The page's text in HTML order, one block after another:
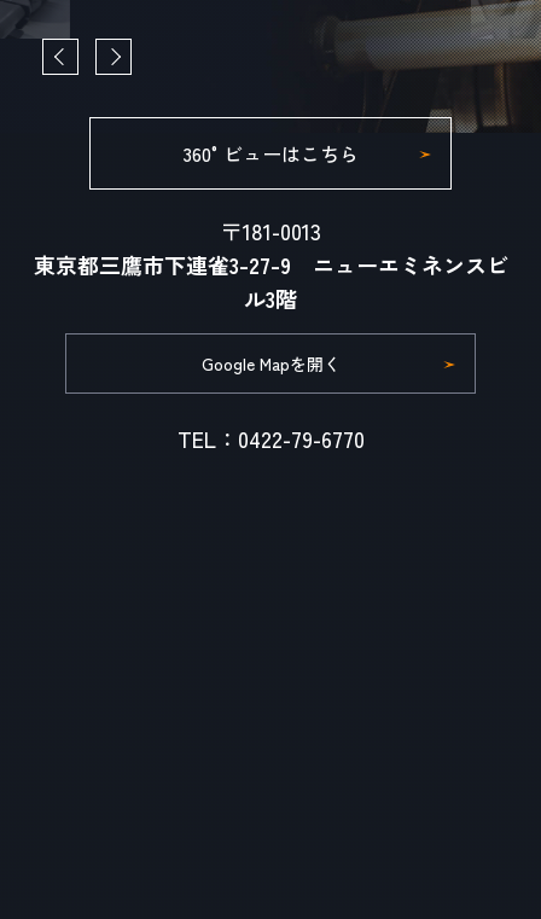
360°ビューはこちら
〒181-0013
東京都三鷹市下連雀3-27-9 ニューエミネンスビ
ル3階
Google Mapを開く
TEL：0422-79-6770